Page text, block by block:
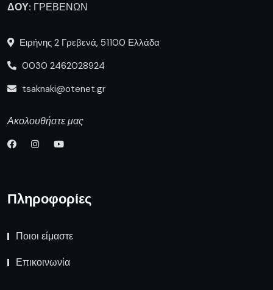
ΔΟΥ: ΓΡΕΒΕΝΩΝ
Ειρήνης 2 Γρεβενά, 51100 Ελλάδα
0030 2462028924
tsaknaki@otenet.gr
Ακολουθήστε μας
Πληροφορίες
Ποιοι είμαστε
Επικοινωνία